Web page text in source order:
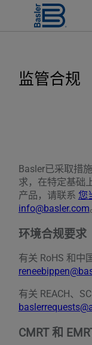
监管合规
Basler已采取措
求，在特定基础
产品，请联系 您
info@basler.com
环境合规要求
有关 RoHS 和中
有关 REACH、
CMRT 和